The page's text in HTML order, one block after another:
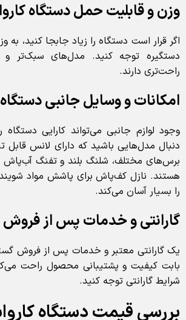
وزن و قابلیت حمل دستگاه
اگر قرار است دستگاه را زیاد جابجا کنید،
دستگیره توجه کنید. مدل‌های سبک‌تر و
راحت‌تری دارند.
امکانات و وسایل جانبی دستگاه
وجود لوازم جانبی می‌تواند کارایی دستگاه
دنبال مدل‌هایی باشید که دارای لانس قابل
برس‌های مختلف، شلنگ بلند و تفنگ آب‌پاش
هستند. نازل کف‌پاش برای پاشش مواد
را بسیار آسان می‌کند.
گارانتی و خدمات پس از فروش
یک گارانتی معتبر و خدمات پس از فروش
بابت کیفیت و پشتیبانی محصول راحت
شرایط گارانتی توجه کنید.
بررسی قیمت دستگاه